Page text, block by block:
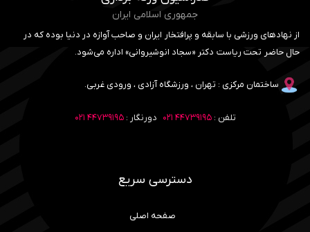
جمهوری اسلامی ایران
از نهادهای ورزشی با سابقه و پرافتخار ایران و صاحب آوازه در دنیا بوده که در
حال حاضر تحت ریاست دکتر «سجاد انوشیروانی» اداره می‌شود.
ساختمان مرکزی : تهران ، ورزشگاه آزادی ، ورودی غربی.
تلفن :۴۴۷۳۹۱۹۵ ۰۲۱ دورنگار :۴۴۷۳۹۱۹۵ ۰۲۱
دسترسی سریع
صفحه اصلی